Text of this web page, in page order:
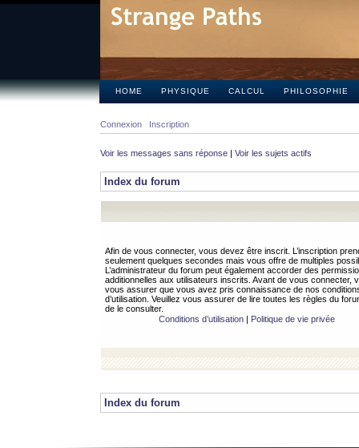
HOME PHYSIQUE CALCUL PHILOSOPHIE
Connexion Inscription
Voir les messages sans réponse | Voir les sujets actifs
Index du forum
Afin de vous connecter, vous devez être inscrit. L’inscription
seulement quelques secondes mais vous offre de multiples
L’administrateur du forum peut également accorder des
additionnelles aux utilisateurs inscrits. Avant de vous connecter,
vous assurer que vous avez pris connaissance de nos
d’utilisation. Veuillez vous assurer de lire toutes les règles du
de le consulter.
Conditions d’utilisation| Politique de vie privée
Index du forum